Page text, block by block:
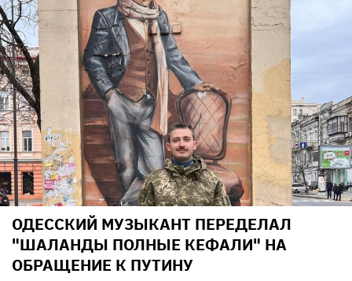
ОДЕССКИЙ МУЗЫКАНТ ПЕРЕДЕЛАЛ
"ШАЛАНДЫ ПОЛНЫЕ КЕФАЛИ" НА
ОБРАЩЕНИЕ К ПУТИНУ